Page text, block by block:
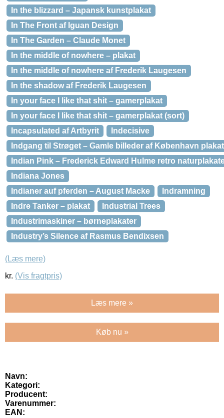
In the blizzard – Japansk kunstplakat
In The Front af Iguan Design
In The Garden – Claude Monet
In the middle of nowhere – plakat
In the middle of nowhere af Frederik Laugesen
In the shadow af Frederik Laugesen
In your face I like that shit – gamerplakat
In your face I like that shit – gamerplakat (sort)
Incapsulated af Artbyrit
Indecisive
Indgang til Strøget – Gamle billeder af København plakat
Indian Pink – Frederick Edward Hulme retro
Indiana Jones
Indianer auf pferden – August Macke
Indramning
Indre Tanker – plakat
Industrial Trees
Industrimaskiner – børneplakater
Industry’s Silence af Rasmus Bendixsen
(Læs mere)
kr. (Vis fragtpris)
Læs mere »
Køb nu »
Navn:
Kategori:
Producent:
Varenummer:
EAN: